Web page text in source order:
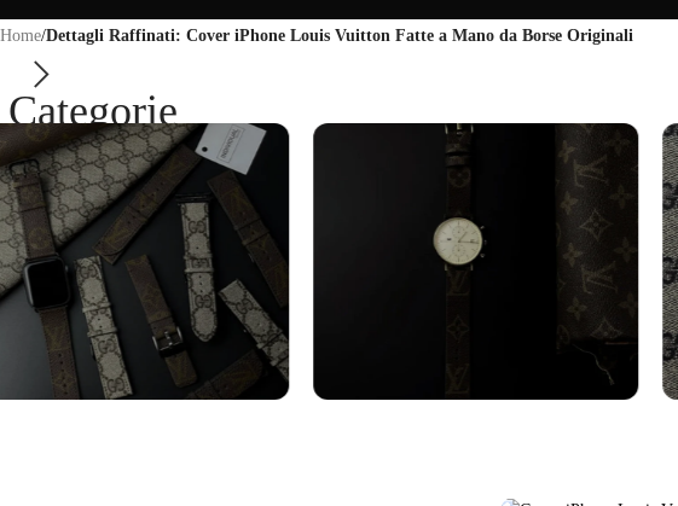
Home/Dettagli Raffinati: Cover iPhone Louis Vuitton Fatte a Mano da Borse Originali
Categorie